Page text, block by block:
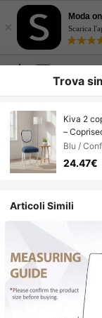
×
Moda
Scarica
Trova
Kiva 2
–
seduta e
Blu /
24.47€
Articoli Simili